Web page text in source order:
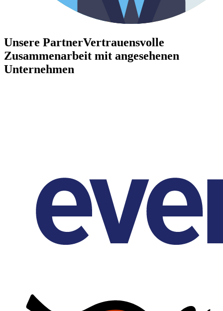
Unsere PartnerVertrauensvolle
Zusammenarbeit mit angesehenen
Unternehmen